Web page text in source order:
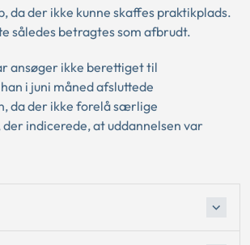
da der ikke kunne skaffes praktikplads.
således betragtes som afbrudt.
ansøger ikke berettiget til
i juni måned afsluttede
da der ikke forelå særlige
indicerede, at uddannelsen var